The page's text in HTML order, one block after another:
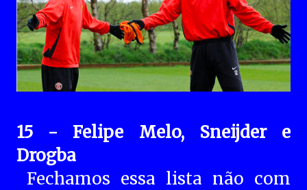
15 - Felipe Melo, Sneijder e
Drogba
Fechamos essa lista não com